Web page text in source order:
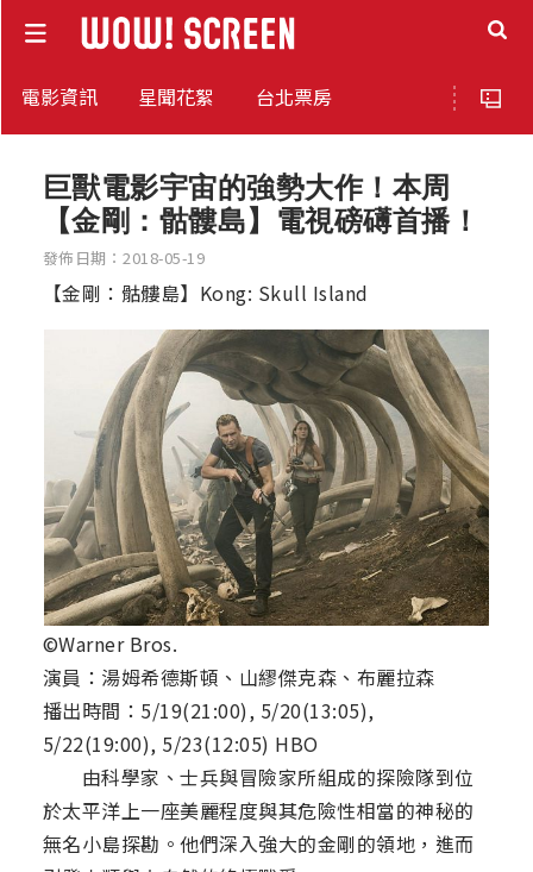
電影資訊 星聞花絮 台北票房
巨獸電影宇宙的強勢大作！本周
【金剛：骷髏島】電視磅礡首播！
發佈日期：2018-05-19
【金剛：骷髏島】Kong: Skull Island
©Warner Bros.
演員：湯姆希德斯頓、山繆傑克森、布麗拉森
播出時間：5/19(21:00), 5/20(13:05),
5/22(19:00), 5/23(12:05) HBO
由科學家、士兵與冒險家所組成的探險隊到位
於太平洋上一座美麗程度與其危險性相當的神秘的
無名小島探勘。他們深入強大的金剛的領地，進而